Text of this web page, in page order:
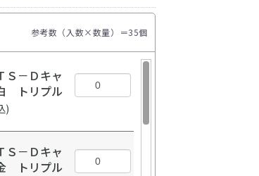
参考数（入数×数量）＝35個
Ｓ－Ｄキャ
トリプル
)
Ｓ－Ｄキャ
トリプル